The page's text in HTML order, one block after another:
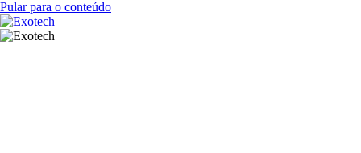
Pular para o conteúdo